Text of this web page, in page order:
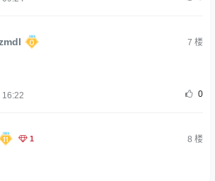
7 楼
16:22 0
1 8 楼